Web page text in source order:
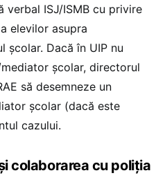
verbal ISJ/ISMB cu privire
elevilor asupra
școlar. Dacă în UIP nu
școlar, directorul
să desemneze un
școlar (dacă este
cazului.
colaborarea cu poliția